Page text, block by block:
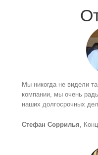
Мы никогда не видели
компании, мы очень
наших долгосрочных
Стефан Соррилья ,